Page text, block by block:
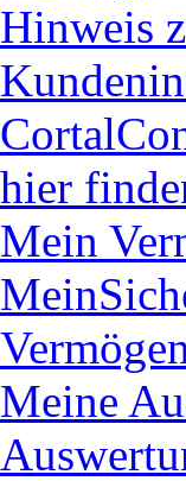
Hinweis
hier
Mein
Meine